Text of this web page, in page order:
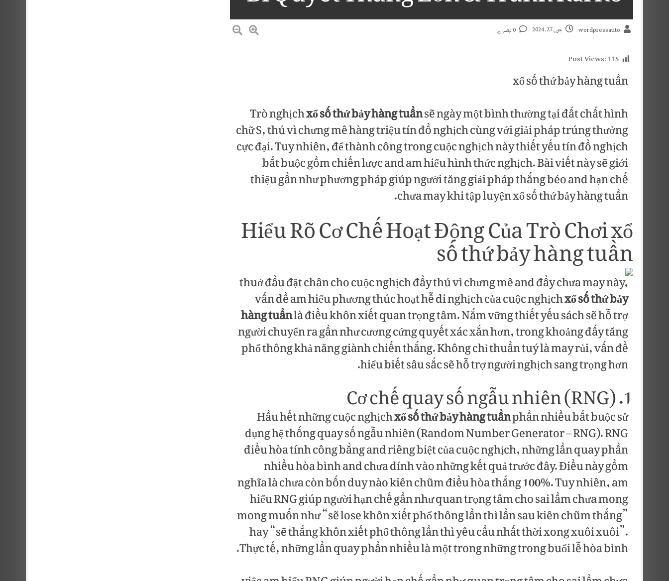
wordpressauto جون 27, 2024
Post Views:115
xổ số thứ bảy hàng tuần
Trò nghịchxổ số thứ bảy hàng tuầnsẽ ngày một bình thường tại đất chất hình
chữ S, thú vì chưng mê hàng triệu tín đồ nghịch cùng với giải pháp trúng thưởng
cực đại. Tuy nhiên, để thành công trong cuộc nghịch này thiết yếu tín đồ nghịch
bắt buộc gồm chiến lược and am hiểu hình thức nghịch. Bài viết này sẽ giới
thiệu gần như phương pháp giúp người tăng giải pháp thắng béo and hạn chế
chưa may khi tập luyện xổ số thứ bảy hàng tuần.
Hiểu Rõ Cơ Chế Hoạt Động Của Trò Chơi xổ
số thứ bảy hàng tuần
thuở đầu đặt chân cho cuộc nghịch đầy thú vì chưng mê and đầy chưa may này,
vấn đề am hiểu phương thúc hoạt hễ đi nghịch của cuộc nghịchxổ số thứ bảy
hàng tuầnlà điều khôn xiết quan trọng tâm. Nắm vững thiết yếu sách sẽ hỗ trợ
người chuyển ra gần như cương cứng quyết xác xắn hơn, trong khoảng đấy tăng
phổ thông khả năng giành chiến thắng. Không chỉ thuần tuý là may rủi, vấn đề
hiểu biết sâu sắc sẽ hỗ trợ người nghịch sang trọng hơn.
1. Cơ chế quay số ngẫu nhiên (RNG)
Hầu hết những cuộc nghịchxổ số thứ bảy hàng tuầnphần nhiều bắt buộc sử
dụng hệ thống quay số ngẫu nhiên (Random Number Generator – RNG). RNG
điều hòa tính công bằng and riêng biệt của cuộc nghịch, những lần quay phần
nhiều hòa bình and chưa dính vào những kết quả trước đây. Điều này gồm
nghĩa là chưa còn bốn duy nào kiên chũm điều hòa thắng 100%. Tuy nhiên, am
hiểu RNG giúp người hạn chế gần như quan trọng tâm cho sai lầm chưa mong
mong muốn như “sẽ lose khôn xiết phổ thông lần thì lần sau kiên chũm thắng”
hay “sẽ thắng khôn xiết phổ thông lần thì yêu cầu nhất thời xong xuôi xuôi”.
Thực tế, những lần quay phần nhiều là một trong những trong buổi lễ hòa bình.